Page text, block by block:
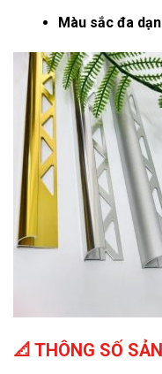
Màu sắc đa
📐 THÔNG SỐ